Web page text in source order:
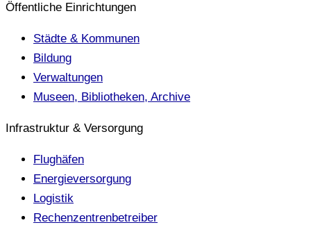
Öffentliche Einrichtungen
Städte & Kommunen
Bildung
Verwaltungen
Museen, Bibliotheken, Archive
Infrastruktur & Versorgung
Flughäfen
Energieversorgung
Logistik
Rechenzentrenbetreiber